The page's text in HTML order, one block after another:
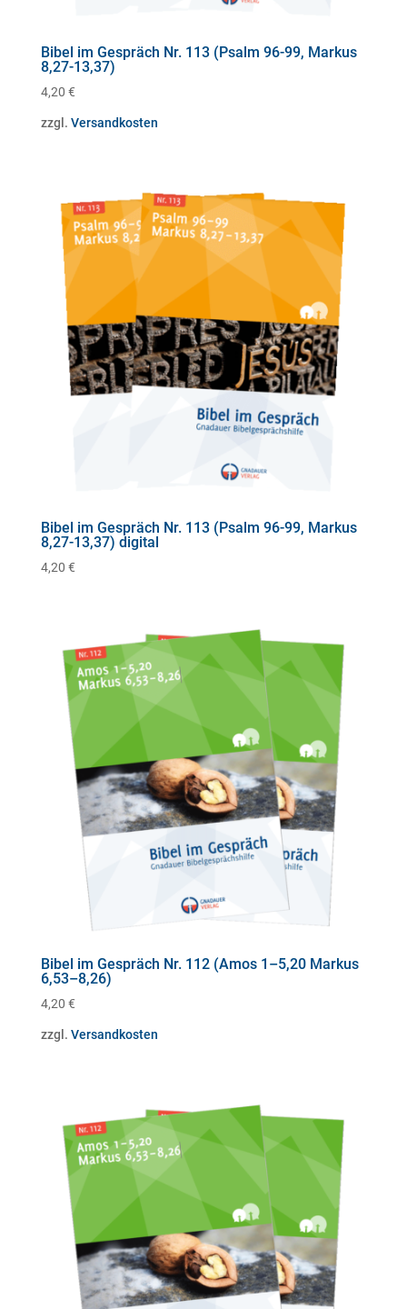
Bibel im Gespräch Nr. 113 (Psalm 96-99, Markus
8,27-13,37)
4,20 €
zzgl. Versandkosten
Bibel im Gespräch Nr. 113 (Psalm 96-99, Markus
8,27-13,37) digital
4,20 €
Bibel im Gespräch Nr. 112 (Amos 1–5,20 Markus
6,53–8,26)
4,20 €
zzgl. Versandkosten